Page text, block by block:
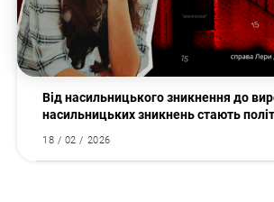
Від насильницького зникнення до
насильницьких зникнень стають
18 / 02 / 2026